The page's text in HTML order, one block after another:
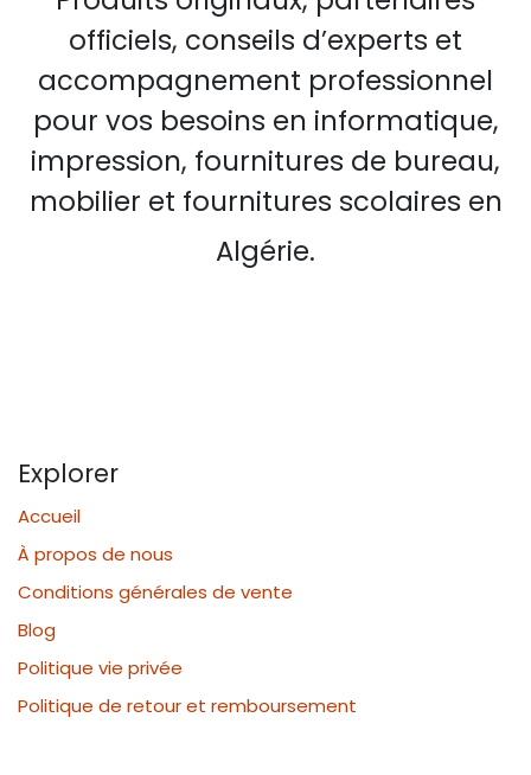
officiels, conseils d’experts et
accompagnement professionnel
pour vos besoins en informatique,
impression, fournitures de bureau,
mobilier et fournitures scolaires en
Algérie.
Explorer
Accueil
À propos de nous
Conditions générales de vente
Blog
Politique vie privée
Politique de retour et remboursement